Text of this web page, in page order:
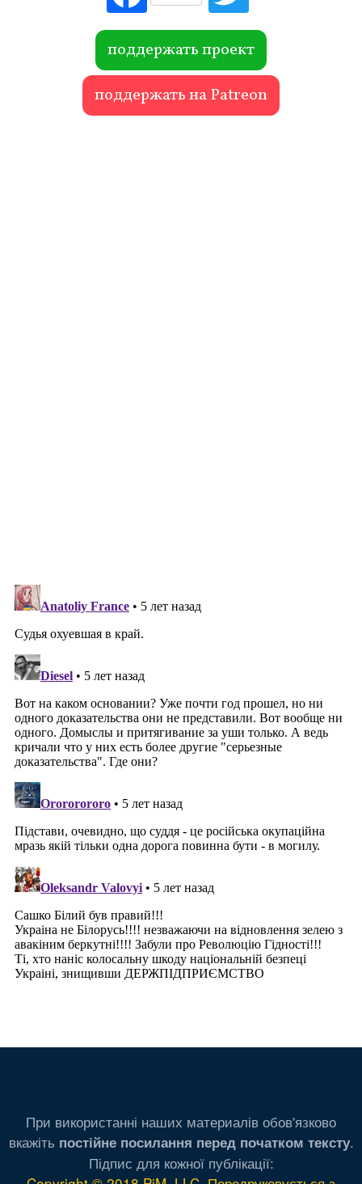
ebo
ok r
поддержать проект
поддержать на Patreon
При використанні наших материалів обов'язково
вкажіть постійне посилання перед початком тексту.
Підпис для кожної публікації: